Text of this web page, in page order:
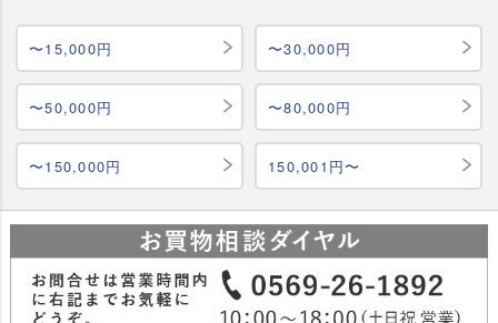
〜15,000円 〜30,000円
〜50,000円 〜80,000円
〜150,000円 150,001円〜